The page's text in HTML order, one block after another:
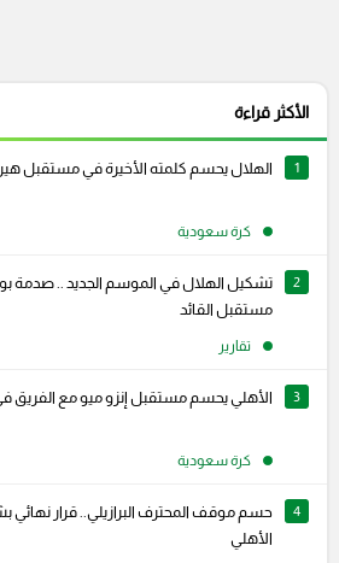
الأكثر قراءة
1 الهلال يحسم كلمته الأخيرة في مستقبل
كرة سعودية
2
تشكيل الهلال في الموسم الجديد .. صدمة
مستقبل القائد
تقارير
3 الأهلي يحسم مستقبل إنزو ميو مع الفريق
كرة سعودية
4
حسم موقف المحترف البرازيلي.. قرار نهائي
الأهلي